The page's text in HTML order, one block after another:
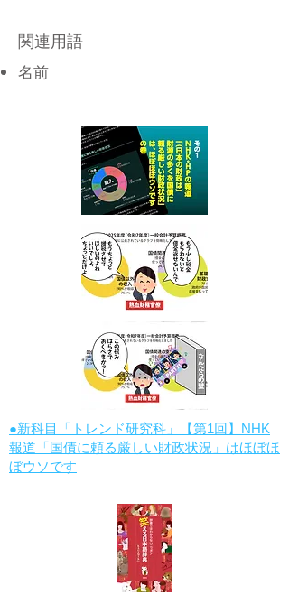
関連用語
名前
●新科目「トレンド研究科」【第1回】NHK
報道「国債に頼る厳しい財政状況」はほぼほ
ぼウソです